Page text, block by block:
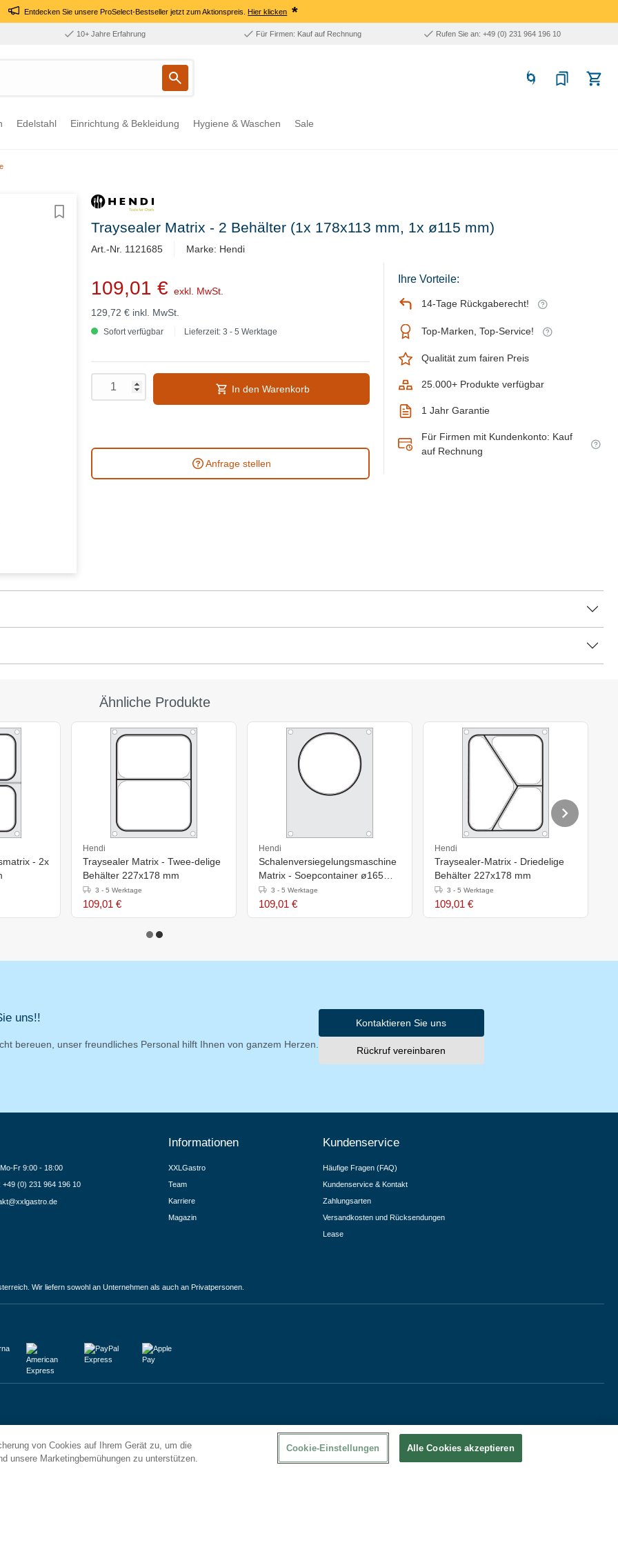
Entdecken Sie unsere ProSelect-Bestseller jetzt zum Aktionspreis.Hier klicken *
10+ Jahre Erfahrung Für Firmen: Kauf auf Rechnung Rufen Sie an: +49 (0) 231 964 196 10
Edelstahl Einrichtung & Bekleidung Hygiene & Waschen Sale
Traysealer Matrix - 2 Behälter (1x 178x113 mm, 1x ø115 mm)
Art.-Nr. ​1121685 Marke: Hendi
109,01 € exkl. MwSt.
129,72 € inkl. MwSt.
Sofort verfügbar Lieferzeit: 3 - 5 Werktage
In den Warenkorb
Anfrage stellen
Ihre Vorteile:
14-Tage Rückgaberecht!
Top-Marken, Top-Service!
Qualität zum fairen Preis
25.000+ Produkte verfügbar
1 Jahr Garantie
Für Firmen mit Kundenkonto: Kauf
auf Rechnung
Ähnliche Produkte
- 2x
Hendi
Traysealer Matrix - Twee-delige
Behälter 227x178 mm
3 - 5 Werktage
109,01 €
Hendi
Schalenversiegelungsmaschine
Matrix - Soepcontainer ø165
mm3 - 5 Werktage
109,01 €
Hendi
Traysealer-Matrix - Driedelige
Behälter 227x178 mm
3 - 5 Werktage
109,01 €
uns!!
bereuen, unser freundliches Personal hilft Ihnen von ganzem Herzen.
Kontaktieren Sie uns
Rückruf vereinbaren
Fr 9:00 - 18:00
+49 (0) 231 964 196 10
Informationen
XXLGastro
Team
Karriere
Magazin
Kundenservice
Häufige Fragen (FAQ)
Kundenservice & Kontakt
Zahlungsarten
Versandkosten und Rücksendungen
Lease
Wir liefern sowohl an Unternehmen als auch an Privatpersonen.
von Cookies auf Ihrem Gerät zu, um die
unsere Marketingbemühungen zu unterstützen.
Cookie-Einstellungen Alle Cookies akzeptieren